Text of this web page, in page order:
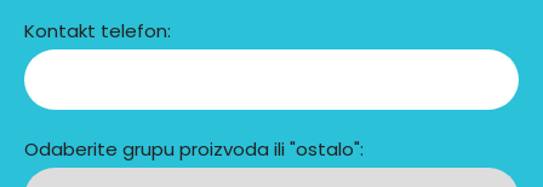
Kontakt telefon:
Odaberite grupu proizvoda ili "ostalo":